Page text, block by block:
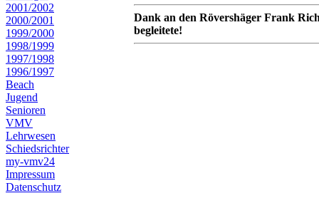
2001/2002
2000/2001
1999/2000
1998/1999
1997/1998
1996/1997
Beach
Jugend
Senioren
VMV
Lehrwesen
Schiedsrichter
my-vmv24
Impressum
Datenschutz
Dank an den Rövershäger Frank
begleitete!